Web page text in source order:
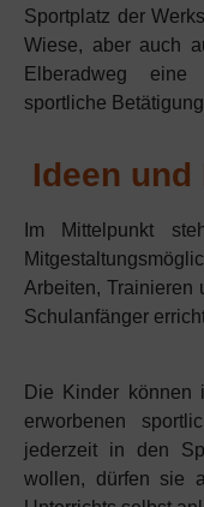
Sportplatz der
Wiese, aber auch
Elberadweg eine
sportliche
Ideen
Im Mittelpunkt
Arbeiten, Trainieren
Schulanfänger
Die Kinder können
erworbenen
jederzeit in den
wollen, dürfen sie